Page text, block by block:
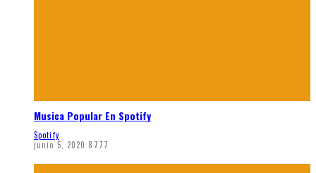
Musica Popular En Spotify
Spotify
junio 5, 2020 8777